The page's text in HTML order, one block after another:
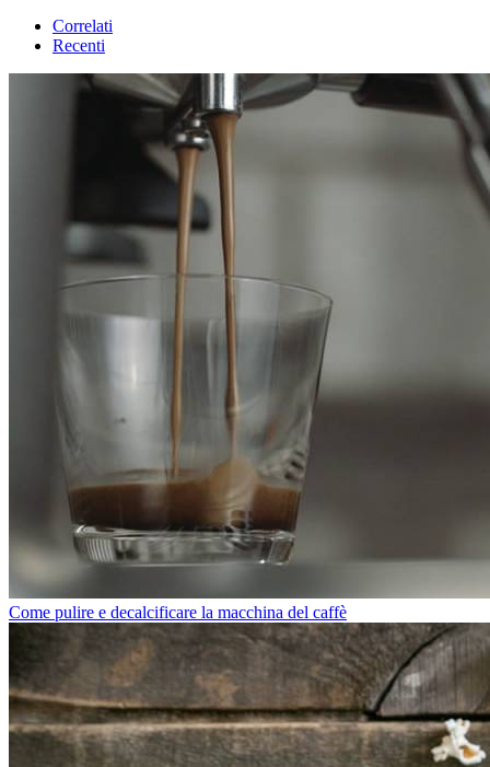
Correlati
Recenti
Come pulire e decalcificare la macchina del caffè